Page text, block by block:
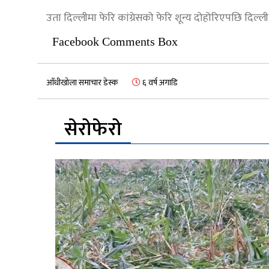
उता दिल्लीमा फेरि कांग्रेसको फेरि शून्य दोहोरिएपछि
Facebook Comments Box
आँधीखोला समाचार डेस्क ६ वर्ष अगाडि
सेरोफेरो